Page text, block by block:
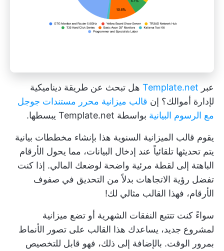
عبر Template.net هل تبحث عن طريقة ديناميكية
لإدارة أموالك؟ إن قالب ميزانية محرر مستندات جوجل
مع الرسوم البيانية بواسطة Template.net يبسطها.
يقوم قالب الميزانية السنوية هذا بإنشاء مخططات بيانية
يتم تحديثها تلقائياً عند إدخال البيانات، مما يحول الأرقام
الباهتة إلى لقطة مرئية واضحة لوضعك المالي. إذا كنت
تفضل رؤية الاتجاهات بدلاً من التحديق في صفوف
الأرقام، فهذا القالب مثالي لك!
سواءً كنت تتتبع النفقات الشهرية أو تضع ميزانية
لمشروع جديد، يساعدك هذا القالب على تصور الأنماط
بمرور الوقت. بالإضافة إلى ذلك، فهو قابل للتخصيص